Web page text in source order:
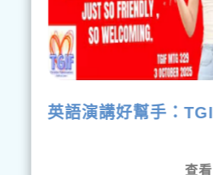
英語演講好幫手：
Toastmasters
查